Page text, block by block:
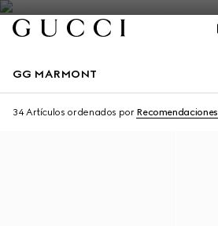
GG MARMONT
34 Artículos ordenados por Recomendaciones